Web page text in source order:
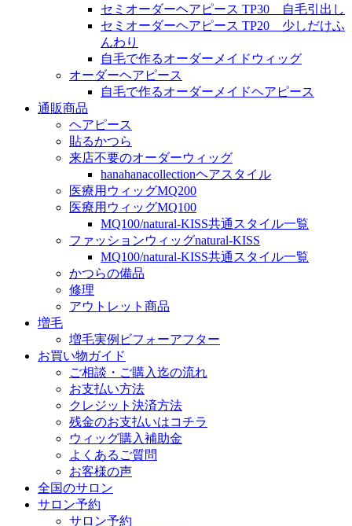
セミオーダーヘアピース TP30 自毛引出し
セミオーダーヘアピース TP20 少しだけふ
んわり
自毛で作るオーダーメイドウィッグ
オーダーヘアピース
自毛で作るオーダーメイドヘアピース
通販商品
ヘアピース
貼るかつら
来店不要のオーダーウィッグ
hanahanacollectionヘアスタイル
医療用ウィッグMQ200
医療用ウィッグMQ100
MQ100/natural-KISS共通スタイル一覧
ファッションウィッグnatural-KISS
MQ100/natural-KISS共通スタイル一覧
かつらの備品
修理
アウトレット商品
増毛
増毛実例ビフォーアフター
お買い物ガイド
ご相談・ご購入迄の流れ
お支払い方法
クレジット決済方法
残金のお支払いはコチラ
ウィッグ購入補助金
よくあるご質問
お客様の声
全国のサロン
サロン予約
サロン予約